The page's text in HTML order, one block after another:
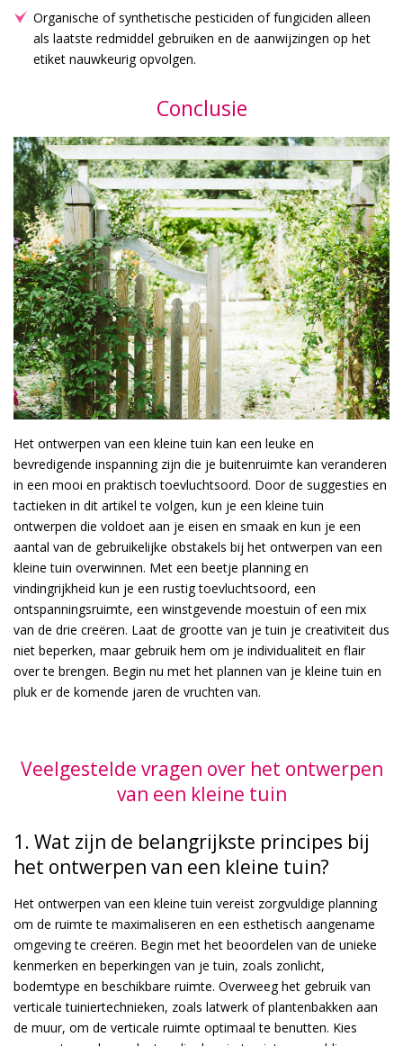
Organische of synthetische pesticiden of fungiciden alleen
als laatste redmiddel gebruiken en de aanwijzingen op het
etiket nauwkeurig opvolgen.
Conclusie
Het ontwerpen van een kleine tuin kan een leuke en
bevredigende inspanning zijn die je buitenruimte kan veranderen
in een mooi en praktisch toevluchtsoord. Door de suggesties en
tactieken in dit artikel te volgen, kun je een kleine tuin
ontwerpen die voldoet aan je eisen en smaak en kun je een
aantal van de gebruikelijke obstakels bij het ontwerpen van een
kleine tuin overwinnen. Met een beetje planning en
vindingrijkheid kun je een rustig toevluchtsoord, een
ontspanningsruimte, een winstgevende moestuin of een mix
van de drie creëren. Laat de grootte van je tuin je creativiteit dus
niet beperken, maar gebruik hem om je individualiteit en flair
over te brengen. Begin nu met het plannen van je kleine tuin en
pluk er de komende jaren de vruchten van.
Veelgestelde vragen over het ontwerpen
van een kleine tuin
1. Wat zijn de belangrijkste principes bij
het ontwerpen van een kleine tuin?
Het ontwerpen van een kleine tuin vereist zorgvuldige planning
om de ruimte te maximaliseren en een esthetisch aangename
omgeving te creëren. Begin met het beoordelen van de unieke
kenmerken en beperkingen van je tuin, zoals zonlicht,
bodemtype en beschikbare ruimte. Overweeg het gebruik van
verticale tuiniertechnieken, zoals latwerk of plantenbakken aan
de muur, om de verticale ruimte optimaal te benutten. Kies